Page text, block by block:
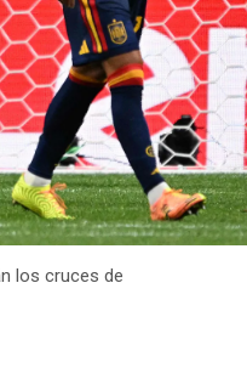
los cruces de